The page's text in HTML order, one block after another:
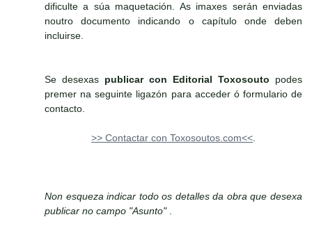
dificulte a súa maquetación. As imaxes serán enviadas
noutro documento indicando o capítulo onde deben
incluirse.
Se desexas publicar con Editorial Toxosouto podes
premer na seguinte ligazón para acceder ó formulario de
contacto.
>> Contactar con Toxosoutos.com<<.
Non esqueza indicar todo os detalles da obra que desexa
publicar no campo "Asunto" .